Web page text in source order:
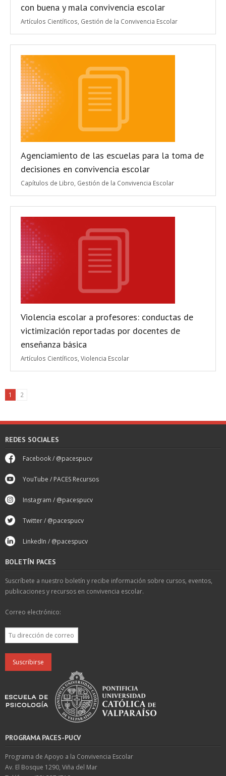
con buena y mala convivencia escolar
Artículos Científicos Gestión de la Convivencia Escolar
Agenciamiento de las escuelas para la toma de
decisiones en convivencia escolar
Capítulos de Libro Gestión de la Convivencia Escolar
Violencia escolar a profesores: conductas de
victimización reportadas por docentes de
enseñanza básica
Artículos Científicos Violencia Escolar
1 2
REDES SOCIALES
Facebook / @pacespucv
YouTube / PACES Recursos
Instagram / @pacespucv
Twitter / @pacespucv
LinkedIn / @pacespucv
BOLETÍN PACES
Suscríbete a nuestro boletín y recibe información sobre cursos, eventos,
publicaciones y recursos en convivencia escolar.
Correo electrónico:
PROGRAMA PACES-PUCV
Programa de Apoyo a la Convivencia Escolar
Av. El Bosque 1290, Viña del Mar